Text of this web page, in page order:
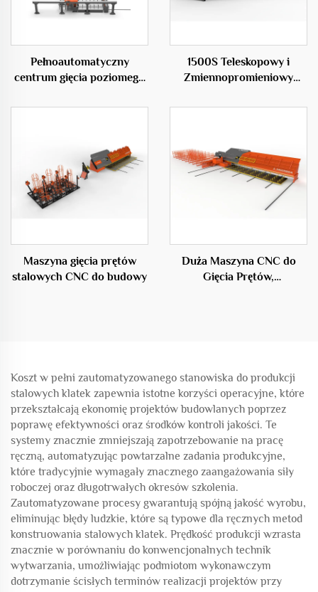
Pełnoautomatyczny
centrum gięcia poziomego
1500S Teleskopowy i
Zmiennopromieniowy
Klatek Stalowych
Maszyna gięcia prętów
stalowych CNC do budowy
Duża Maszyna CNC do
Gięcia Prętów,
Koszt w pełni zautomatyzowanego stanowiska do produkcji
stalowych klatek zapewnia istotne korzyści operacyjne, które
przekształcają ekonomię projektów budowlanych poprzez
poprawę efektywności oraz środków kontroli jakości. Te
systemy znacznie zmniejszają zapotrzebowanie na pracę
ręczną, automatyzując powtarzalne zadania produkcyjne,
które tradycyjnie wymagały znacznego zaangażowania siły
roboczej oraz długotrwałych okresów szkolenia.
Zautomatyzowane procesy gwarantują spójną jakość wyrobu,
eliminując błędy ludzkie, które są typowe dla ręcznych metod
konstruowania stalowych klatek. Prędkość produkcji wzrasta
znacznie w porównaniu do konwencjonalnych technik
wytwarzania, umożliwiając podmiotom wykonawczym
dotrzymanie ścisłych terminów realizacji projektów przy